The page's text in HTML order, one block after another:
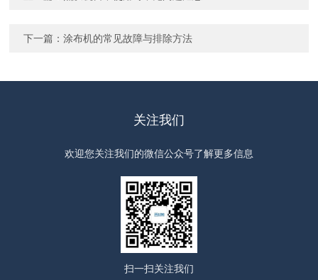
下一篇：涂布机的常见故障与排除方法
关注我们
欢迎您关注我们的微信公众号了解更多信息
扫一扫关注我们